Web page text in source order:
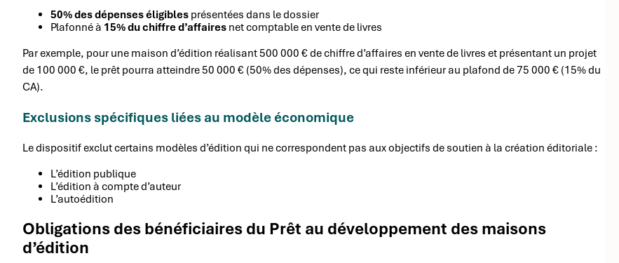
50% des dépenses éligibles présentées dans le dossier
Plafonné à 15% du chiffre d’affaires net comptable en vente de livres
Par exemple, pour une maison d’édition réalisant 500 000 € de chiffre d’affaires en vente de livres et présentant un projet
de 100 000 €, le prêt pourra atteindre 50 000 € (50% des dépenses), ce qui reste inférieur au plafond de 75 000 € (15% du
CA).
Exclusions spécifiques liées au modèle économique
Le dispositif exclut certains modèles d’édition qui ne correspondent pas aux objectifs de soutien à la création éditoriale :
L’édition publique
L’édition à compte d’auteur
L’autoédition
Obligations des bénéficiaires du Prêt au développement des maisons
d’édition